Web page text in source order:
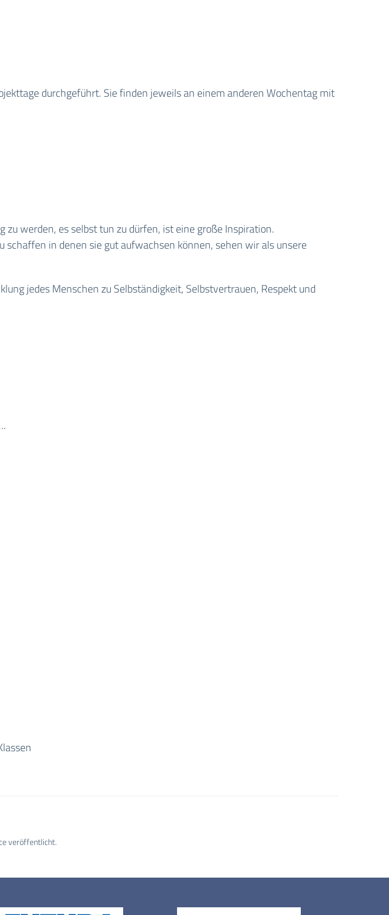
durchgeführt. Sie finden jeweils an einem anderen Wochentag mit
werden, es selbst tun zu dürfen, ist eine große Inspiration.
schaffen in denen sie gut aufwachsen können, sehen wir als unsere
jedes Menschen zu Selbständigkeit, Selbstvertrauen, Respekt und
veröffentlicht.